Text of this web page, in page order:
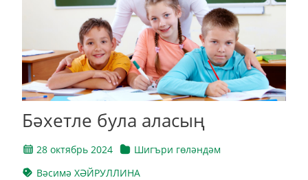
Бәхетле була аласың
28 октябрь 2024
Шигъри гөләндәм
Вәсимә ХӘЙРУЛЛИНА